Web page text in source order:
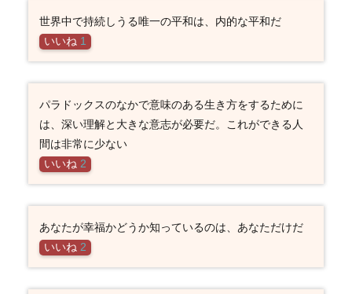
世界中で持続しうる唯一の平和は、内的な平和だ
いいね 1
パラドックスのなかで意味のある生き方をするために
は、深い理解と大きな意志が必要だ。これができる人
間は非常に少ない
いいね 2
あなたが幸福かどうか知っているのは、あなただけだ
いいね 2